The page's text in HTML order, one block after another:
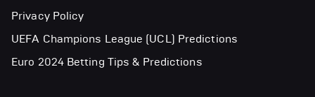
Privacy Policy
UEFA Champions League (UCL) Predictions
Euro 2024 Betting Tips & Predictions